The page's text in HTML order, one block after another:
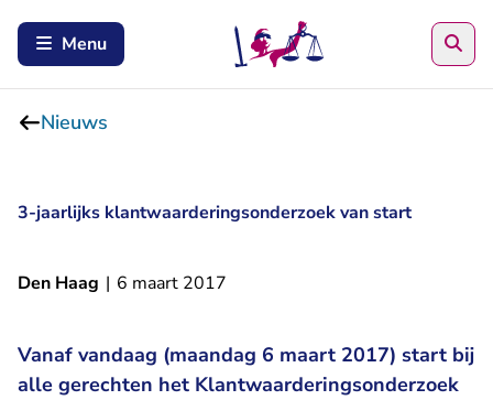
Menu
Nieuws
3-jaarlijks klantwaarderingsonderzoek van start
Den Haag | 6 maart 2017
Vanaf vandaag (maandag 6 maart 2017) start bij
alle gerechten het Klantwaarderingsonderzoek